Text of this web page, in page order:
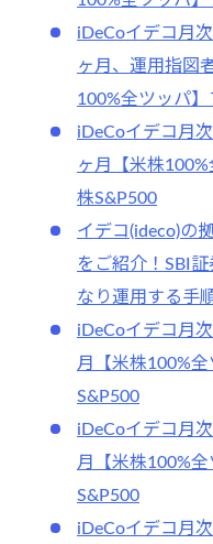
iDeCoイデコ月
ヶ月、運用指図
100%全ツッパ】
iDeCoイデコ月
ヶ月【米株
株S&P500
イデコ(ideco)の
をご紹介！SBI
なり運用する手
iDeCoイデコ月
月【米株100%
S&P500
iDeCoイデコ月
月【米株100%
S&P500
iDeCoイデコ月